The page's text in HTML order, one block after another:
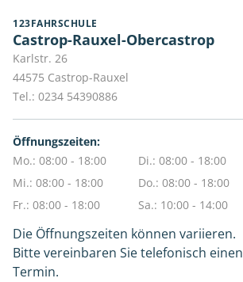
123FAHRSCHULE
Castrop-Rauxel-Obercastrop
Karlstr. 26
44575 Castrop-Rauxel
Tel.: 0234 54390886
Öffnungszeiten:
Mo.: 08:00 - 18:00
Di.: 08:00 - 18:00
Mi.: 08:00 - 18:00
Do.: 08:00 - 18:00
Fr.: 08:00 - 18:00
Sa.: 10:00 - 14:00
Die Öffnungszeiten können variieren.
Bitte vereinbaren Sie telefonisch einen
Termin.